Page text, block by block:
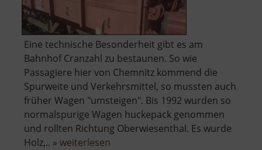
Eine technische Besonderheit gibt es am
Bahnhof Cranzahl zu bestaunen. So wie
Passagiere hier von Chemnitz kommend die
Spurweite und Verkehrsmittel, so mussten auch
früher Wagen "umsteigen". Bis 1992 wurden so
normalspurige Wagen huckepack genommen
und rollten Richtung Oberwiesenthal. Es wurde
Holz,.. » weiterlesen